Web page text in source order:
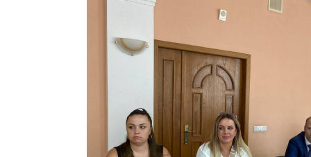
символы
Деятельность
Ценовая политика
Антимонопольное
Важное